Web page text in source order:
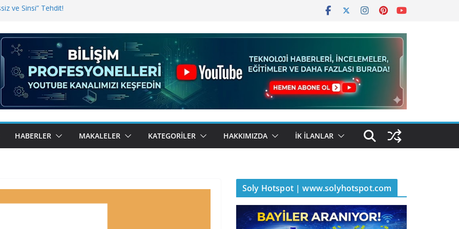
ve Sinsi” Tehdit!
Bugün BulutTahsilat’ta
Kemal Oral Tüm Sorularımızı
HABERLER MAKALELER KATEGORILER HAKKIMIZDA İK İLANLAR
Soly Hotspot | www.solyhotspot.com